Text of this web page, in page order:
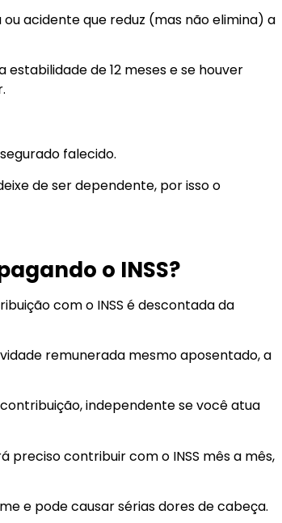
acidente que reduz (mas não elimina) a
de 12 meses e se houver
falecido.
de ser dependente, por isso o
o INSS?
com o INSS é descontada da
remunerada mesmo aposentado, a
independente se você atua
contribuir com o INSS mês a mês,
e pode causar sérias dores de cabeça.